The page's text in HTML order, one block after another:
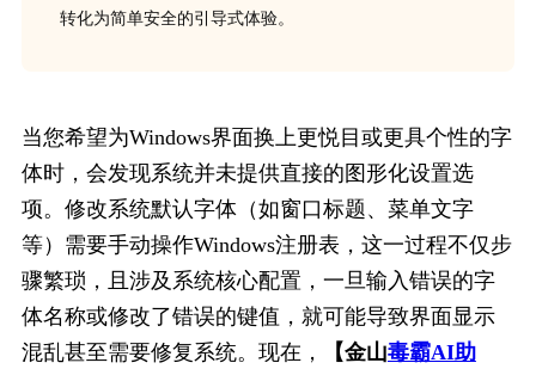
转化为简单安全的引导式体验。
当您希望为Windows界面换上更悦目或更具个性的字
体时，会发现系统并未提供直接的图形化设置选
项。修改系统默认字体（如窗口标题、菜单文字
等）需要手动操作Windows注册表，这一过程不仅步
骤繁琐，且涉及系统核心配置，一旦输入错误的字
体名称或修改了错误的键值，就可能导致界面显示
混乱甚至需要修复系统。现在，
【金山毒霸AI助